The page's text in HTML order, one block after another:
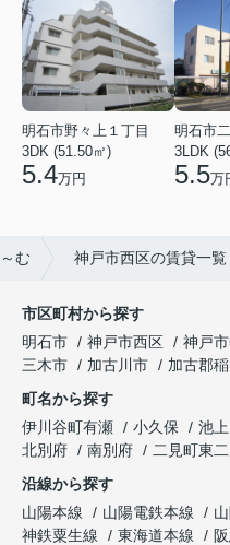
明石市野々上１丁目
3DK (51.50㎡)
5.4万円
明石市
3LDK
5.5万
む 神戸市西区の賃貸一覧
市区町村から探す
明石市
神戸市西区 神戸
三木市
加古川市 加古郡
町名から探す
伊川谷町有瀬
小久保 池上
北別府
南別府 二見町東
沿線から探す
山陽本線
山陽電鉄本線
神鉄粟生線
東海道本線